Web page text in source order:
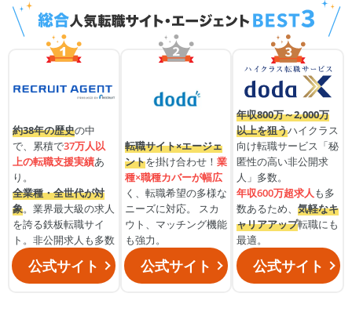
約38年の歴史の中
で、累積で37万人以
上の転職支援実績あ
り。
全業種・全世代が対
象。業界最大級の求人
を誇る鉄板転職サイ
ト。非公開求人も多数
公式サイト
転職サイト×エージェ
ントを掛け合わせ！ 業
種×職種カバーが幅広
く、転職希望の多様な
ニーズに対応。 スカ
ウト、マッチング機能
も強力。
公式サイト
年収800万～2,000万
以上を狙うハイクラス
向け転職サービス「秘
匿性の高い非公開求
人」多数。
年収600万超求人も多
数あるため、気軽なキ
ャリアアップ転職にも
最適。
公式サイト